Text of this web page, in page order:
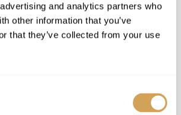
and analytics partners who
other information that you’ve
that they’ve collected from your use